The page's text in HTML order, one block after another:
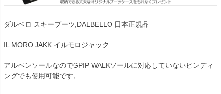
ダルベロ スキーブーツ,DALBELLO 日本正規品
IL MORO JAKK イルモロジャック
アルペンソールなのでGPIP WALKソールに対応していないビンディ
ングでも使用可能です。